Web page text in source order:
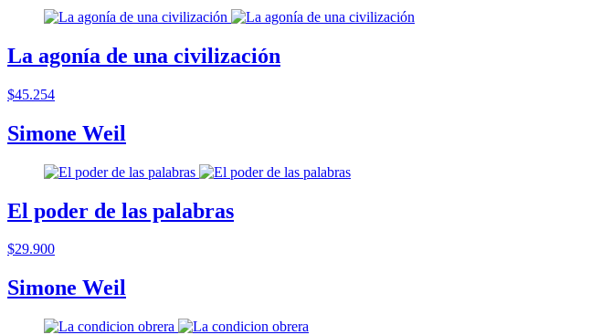
La agonía de una civilización
$45.254
Simone Weil
El poder de las palabras
$29.900
Simone Weil